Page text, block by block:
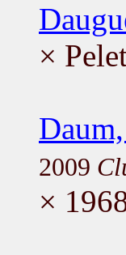
×
2009
×